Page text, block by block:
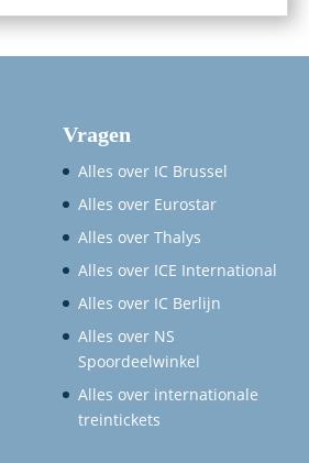
Vragen
Alles over IC Brussel
Alles over Eurostar
Alles over Thalys
Alles over ICE International
Alles over IC Berlijn
Alles over NS
Spoordeelwinkel
Alles over internationale
treintickets